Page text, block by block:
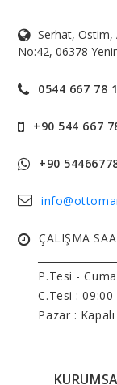
Serhat, Ostim,
No:42, 06378
0544 667 78
+90 544 667
+90
ÇALIŞMA
P.Tesi -
C.Tesi : 09:00
Pazar : Kapalı